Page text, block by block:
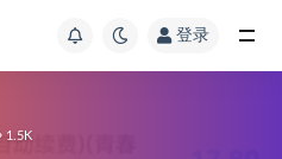
登录
1.5K